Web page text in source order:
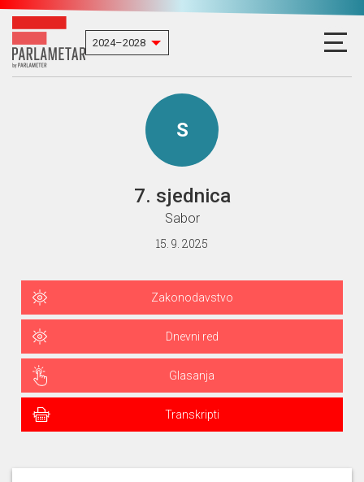
S
7. sjednica
Sabor
15. 9. 2025
Zakonodavstvo
Dnevni red
Glasanja
Transkripti